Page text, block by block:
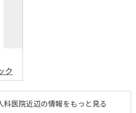
ク
科医院近辺の情報をもっと見る